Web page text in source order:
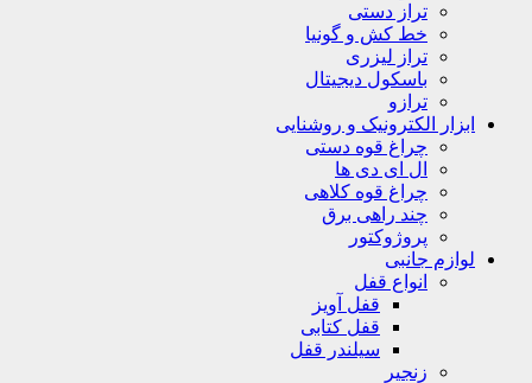
تراز دستی
خط کش و گونیا
تراز لیزری
باسکول دیجیتال
ترازو
ابزار الکترونیک و روشنایی
چراغ قوه دستی
ال ای دی ها
چراغ قوه کلاهی
چند راهی برق
پروژوکتور
لوازم جانبی
انواع قفل
قفل آویز
قفل کتابی
سیلندر قفل
زنجیر